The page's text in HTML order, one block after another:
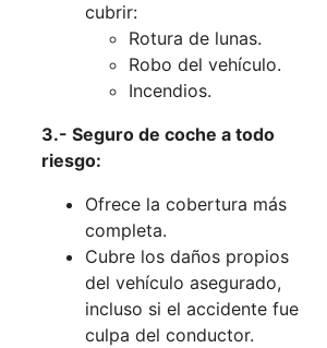
cubrir:
Rotura de lunas.
Robo del vehículo.
Incendios.
3.- Seguro de coche a todo
riesgo:
Ofrece la cobertura más
completa.
Cubre los daños propios
del vehículo asegurado,
incluso si el accidente fue
culpa del conductor.